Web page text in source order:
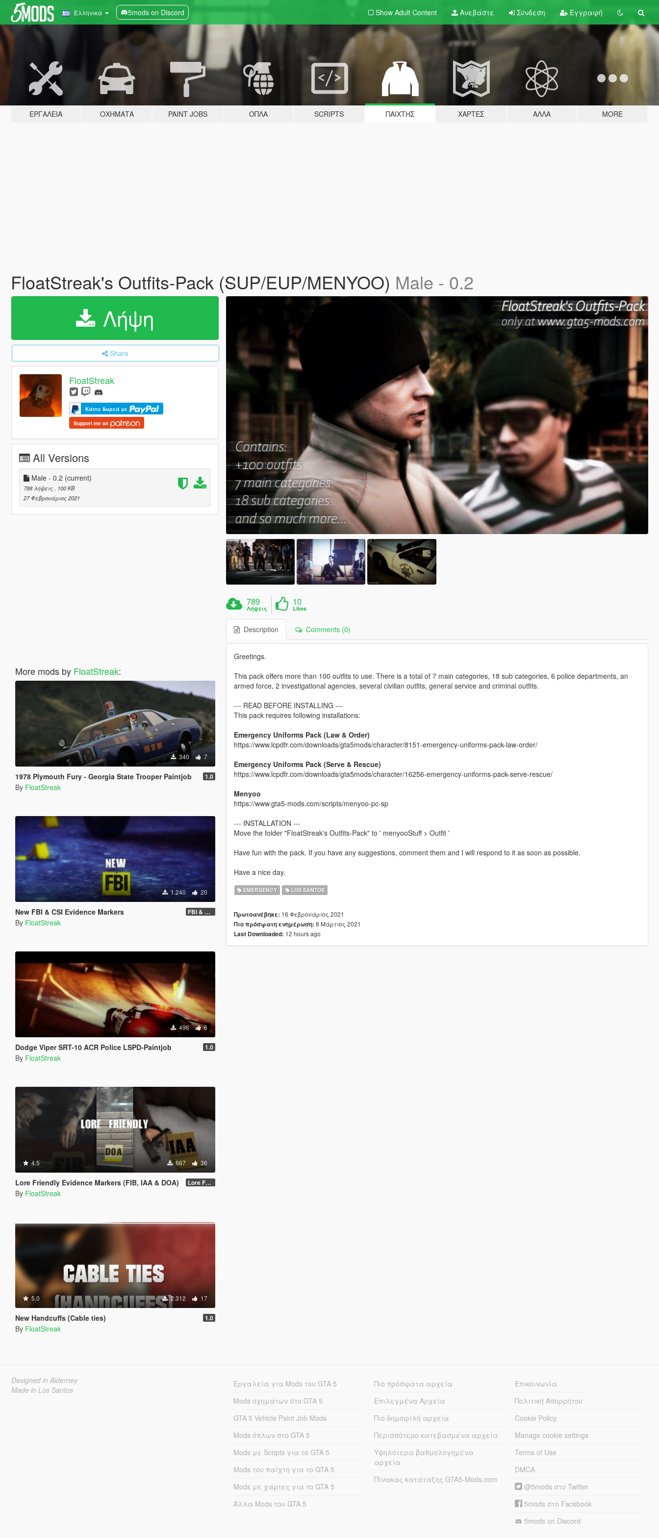
Ελληνικά 5mods on Discord Show Adult Content Ανεβάστε Σύνδεση Εγγραφή
ΕΡΓΑΛΕΊΑ ΟΧΉΜΑΤΑ PAINT JOBS ΌΠΛΑ SCRIPTS ΠΑΊΧΤΗΣ ΧΆΡΤΕΣ ΆΛΛΑ MORE
FloatStreak's Outfits-Pack (SUP/EUP/MENYOO) Male - 0.2
Λήψη
Share
FloatStreak
Κάντε δωρεά με
Support me on
All Versions
Male - 0.2 (current)
788 λήψεις
, 100 KB
27 Φεβρουάριος 2021
More mods by FloatStreak:
340 7
1978 Plymouth Fury - Georgia State Trooper Paintjob 1.0
By FloatStreak
1.240 20
New FBI & CSI Evidence Markers FBI & CSI Markers (1.1)
By FloatStreak
496 6
Dodge Viper SRT-10 ACR Police LSPD-Paintjob 1.0
By FloatStreak
4.5 667 36
Lore Friendly Evidence Markers (FIB, IAA & DOA) Lore Friendly (FIB, IAA & DOA) - 1.0
By FloatStreak
5.0 2.312 17
New Handcuffs (Cable ties) 1.0
By FloatStreak
789
Λήψεις
10
Likes
Description Comments (0)
Greetings.
This pack offers more than 100 outfits to use. There is a total of 7 main categories, 18 sub categories, 6 police departments, an
armed force, 2 investigational agencies, several civilian outfits, general service and criminal outfits.
--- READ BEFORE INSTALLING ---
This pack requires following installations:
Emergency Uniforms Pack (Law & Order)
https://www.lcpdfr.com/downloads/gta5mods/character/8151-emergency-uniforms-pack-law-order/
Emergency Uniforms Pack (Serve & Rescue)
https://www.lcpdfr.com/downloads/gta5mods/character/16256-emergency-uniforms-pack-serve-rescue/
Menyoo
https://www.gta5-mods.com/scripts/menyoo-pc-sp
--- INSTALLATION ---
Move the folder "FloatStreak's Outfits-Pack" to ' menyooStuff > Outfit '
Have fun with the pack. If you have any suggestions, comment them and I will respond to it as soon as possible.
Have a nice day.
EMERGENCY LOS SANTOS
Πρωτοανέβηκε: 16 Φεβρουάριος 2021
Πιο πρόσφατη ενημέρωση: 8 Μάρτιος 2021
Last Downloaded: 12 hours ago
Designed in Alderney
Made in Los Santos
Εργαλεία για Mods του GTA 5
Mods οχημάτων στο GTA 5
GTA 5 Vehicle Paint Job Mods
Mods όπλων στο GTA 5
Mods με Scripts για το GTA 5
Mods του παίχτη για το GTA 5
Mods με χάρτες για το GTA 5
Άλλα Mods του GTA 5
Πιο πρόσφατα αρχεία
Επιλεγμένα Αρχεία
Πιο δημοφιλή αρχεία
Περισσότερο κατεβασμένα αρχεία
Υψηλότερα βαθμολογημένα
αρχεία
Πίνακας κατάταξης GTA5-Mods.com
Επικοινωνία
Πολιτική Απορρήτου
Cookie Policy
Manage cookie settings
Terms of Use
DMCA
@5mods στο Twitter
5mods στο Facebook
5mods on Discord